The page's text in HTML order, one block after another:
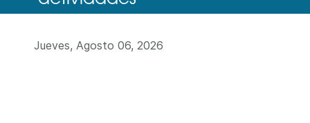
Jueves, Agosto 06, 2026